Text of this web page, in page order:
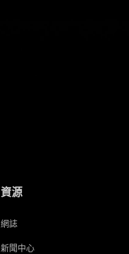
資源
網誌
新聞中心